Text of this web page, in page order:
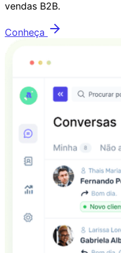
vendas B2B.
Conheça